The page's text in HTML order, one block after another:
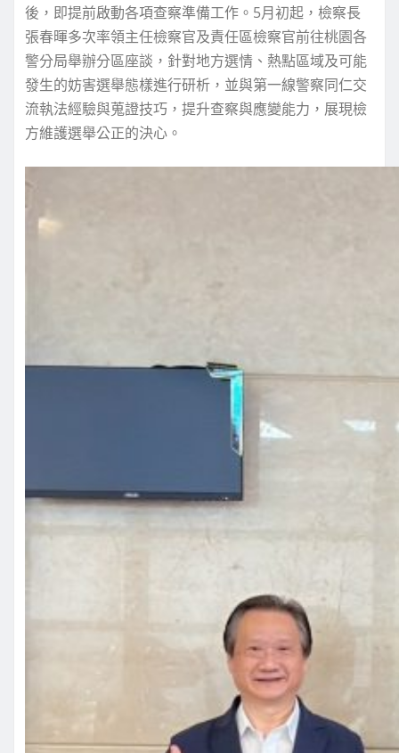
後，即提前啟動各項查察準備工作。5月初起，檢察長
張春暉多次率領主任檢察官及責任區檢察官前往桃園各
警分局舉辦分區座談，針對地方選情、熱點區域及可能
發生的妨害選舉態樣進行研析，並與第一線警察同仁交
流執法經驗與蒐證技巧，提升查察與應變能力，展現檢
方維護選舉公正的決心。